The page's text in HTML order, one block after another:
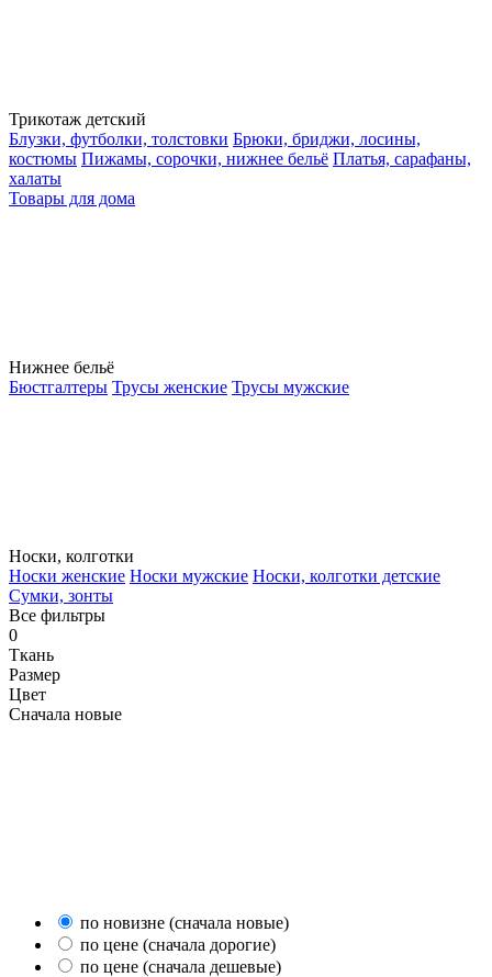
Трикотаж детский
Блузки, футболки, толстовки Брюки, бриджи, лосины,
костюмы Пижамы, сорочки, нижнее бельё Платья, сарафаны,
халаты
Товары для дома
Нижнее бельё
Бюстгалтеры Трусы женские Трусы мужские
Носки, колготки
Носки женские Носки мужские Носки, колготки детские
Сумки, зонты
Все фильтры
0
Ткань
Размер
Цвет
Сначала новые
по новизне (сначала новые)
по цене (сначала дорогие)
по цене (сначала дешевые)